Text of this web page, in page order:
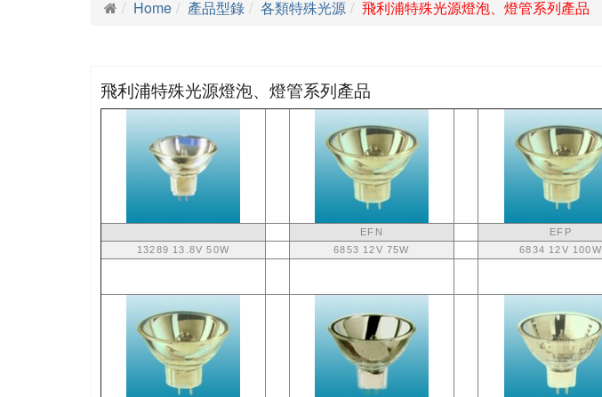
Home 產品型錄 各類特殊光源 飛利浦特殊光源燈泡、燈管系列產品
飛利浦特殊光源燈泡、燈管系列產品
EFN EFP
13289 13.8V 50W
6853 12V 75W 6834 12V 100W